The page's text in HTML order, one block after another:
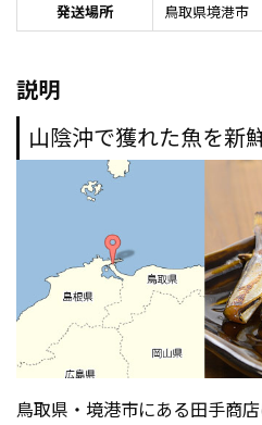
発送場所 鳥取県境港市
説明
山陰沖で獲れた魚を新
鳥取県・境港市にある田手商